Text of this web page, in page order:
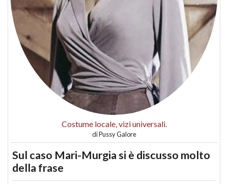
Costume locale, vizi universali.
diPussy Galore
Sul caso Mari-Murgia si è discusso molto
della frase